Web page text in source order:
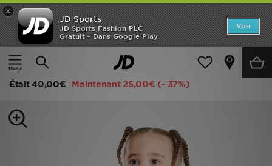
×
JD Sports
JD Sports Fashion PLC
Gratuit - Dans Google Play
Voir
Accueil
Enfant Vêtements Bébé (0-3 ans) Hauts
Jordan Ensemble T-shirt/Short Beyond The Arc Bébé
Était40,00€ Maintenant 25,00€ (- 37%)
Accueil
Nouveautés
Enfant